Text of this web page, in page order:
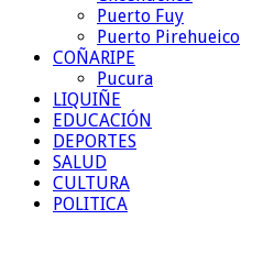
Puerto Fuy
Puerto Pirehueico
COÑARIPE
Pucura
LIQUIÑE
EDUCACIÓN
DEPORTES
SALUD
CULTURA
POLITICA